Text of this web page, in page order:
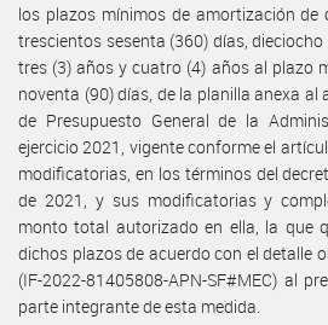
los plazos mínimos de amortización de
trescientos sesenta (360) días,
tres (3) años y cuatro (4) años al plazo
noventa (90) días, de la planilla anexa al
de Presupuesto General de la
ejercicio 2021, vigente conforme el
modificatorias, en los términos del
de 2021, y sus modificatorias y
monto total autorizado en ella, la que
dichos plazos de acuerdo con el detalle
(IF-2022-81405808-APN-SF#MEC) al
parte integrante de esta medida.